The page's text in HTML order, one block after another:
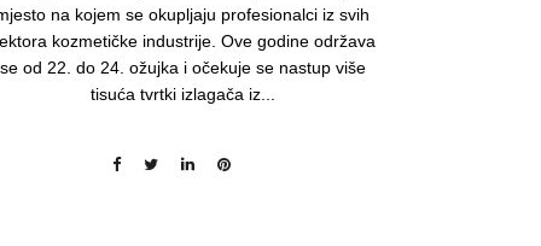
na kojem se okupljaju profesionalci iz svih
kozmetičke industrije. Ove godine održava
se od 22. do 24. ožujka i očekuje se nastup više
tisuća tvrtki izlagača iz...